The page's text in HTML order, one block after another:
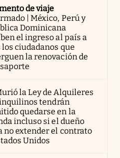
de viaje
| México, Perú y
Dominicana
el ingreso al país a
los ciudadanos que
la renovación de
la Ley de Alquileres
inquilinos tendrán
quedarse en la
incluso si el dueño
no extender el contrato
Unidos